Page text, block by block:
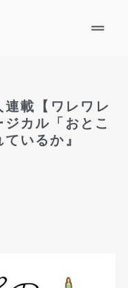
載【ワレワレ
カル「おとこ
いるか』